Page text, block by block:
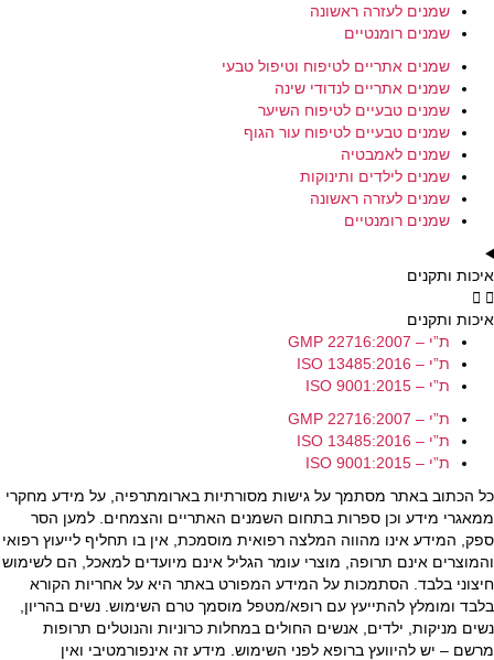
שמנים לעזרה ראשונה
שמנים רומנטיים
שמנים אתריים לטיפוח וטיפול טבעי
שמנים אתריים לנדודי שינה
שמנים טבעיים לטיפוח השיער
שמנים טבעיים לטיפוח עור הגוף
שמנים לאמבטיה
שמנים לילדים ותינוקות
שמנים לעזרה ראשונה
שמנים רומנטיים
איכות ותקנים
איכות ותקנים
ת”י – GMP 22716:2007
ת”י – ISO 13485:2016
ת”י – ISO 9001:2015
ת”י – GMP 22716:2007
ת”י – ISO 13485:2016
ת”י – ISO 9001:2015
כל הכתוב באתר מסתמך על גישות מסורתיות בארומתרפיה, על מידע מחקרי
ממאגרי מידע וכן ספרות בתחום השמנים האתריים והצמחים. למען הסר
ספק, המידע אינו מהווה המלצה רפואית מוסמכת, אין בו תחליף לייעוץ רפואי
והמוצרים אינם תרופה, מוצרי עומר הגליל אינם מיועדים למאכל, הם לשימוש
חיצוני בלבד. הסתמכות על המידע המפורט באתר היא על אחריות הקורא
בלבד ומומלץ להתייעץ עם רופא/מטפל מוסמך טרם השימוש. נשים בהריון,
נשים מניקות, ילדים, אנשים החולים במחלות כרוניות והנוטלים תרופות
מרשם – יש להיוועץ ברופא לפני השימוש. מידע זה אינפורמטיבי ואין